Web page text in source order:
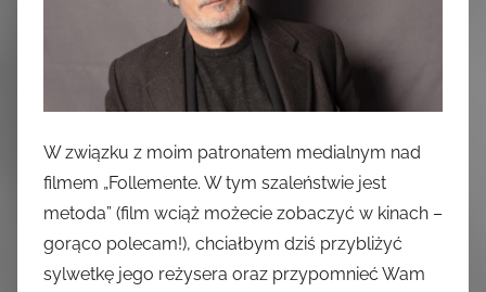
W związku z moim patronatem medialnym nad
filmem „Follemente. W tym szaleństwie jest
metoda” (film wciąż możecie zobaczyć w kinach –
gorąco polecam!), chciałbym dziś przybliżyć
sylwetkę jego reżysera oraz przypomnieć Wam